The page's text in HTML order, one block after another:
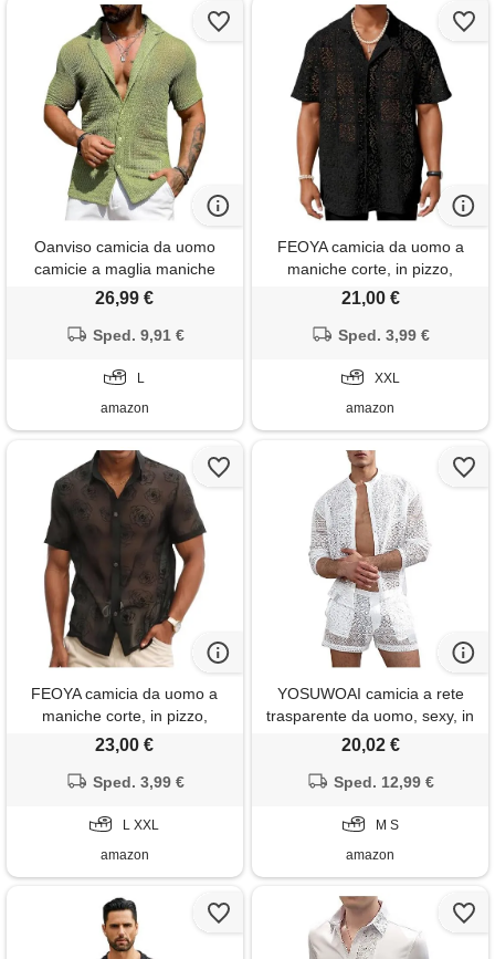
Oanviso camicia da uomo
camicie a maglia maniche
corte estiva camicia a rete
camicette clubwear camicie
camicia trasparenti bluse
uomo a grün l
26,99 €
Sped. 9,91 €
L
amazon
FEOYA camicia da uomo a
maniche corte, in pizzo,
trasparente, per feste e feste,
21,00 €
Sped. 3,99 €
XXL
amazon
FEOYA camicia da uomo a
maniche corte, in pizzo,
trasparente, per feste e feste,
nero , xxl
23,00 €
Sped. 3,99 €
L XXL
amazon
YOSUWOAI camicia a rete
trasparente da uomo, sexy, in
pizzo, per il tempo libero,
sottile, comoda, a maniche
lunghe, traspirante, da uomo,
bianco. , s
20,02 €
Sped. 12,99 €
M S
amazon